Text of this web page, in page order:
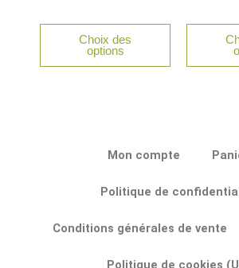
Choix des
options
Mon compte
Politique de
Conditions générales de vente
Politique de cookies